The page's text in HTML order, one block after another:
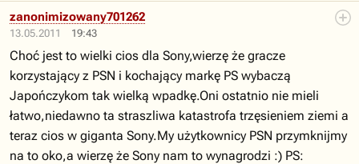
13.05.2011 19:43
zanonimizowany701262
Choć jest to wielki cios dla Sony,wierzę że gracze
korzystający z PSN i kochający markę PS wybaczą
Japończykom tak wielką wpadkę.Oni ostatnio nie mieli
łatwo,niedawno ta straszliwa katastrofa trzęsieniem ziemi a
teraz cios w giganta Sony.My użytkownicy PSN przymknijmy
na to oko,a wierzę że Sony nam to wynagrodzi :) PS: